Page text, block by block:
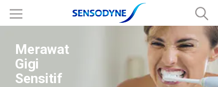
Merawat
Gigi
Sensitif